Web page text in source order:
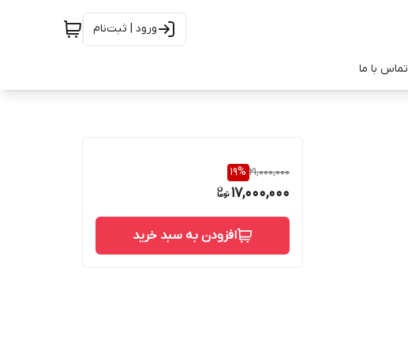
ورود | ثبت‌نام
تماس با ما
21,000,000
19%
17,000,000
افزودن به سبد خرید